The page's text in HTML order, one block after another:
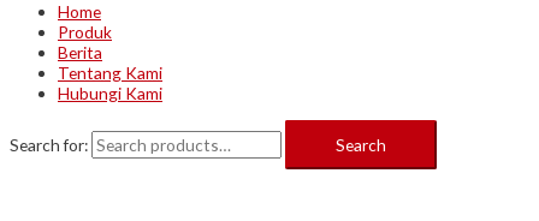
Home
Produk
Berita
Tentang Kami
Hubungi Kami
Search for: Search